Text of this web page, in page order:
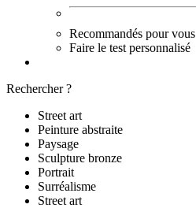
Recommandés pour vous
Faire le test personnalisé
Rechercher ?
Street art
Peinture abstraite
Paysage
Sculpture bronze
Portrait
Surréalisme
Street art